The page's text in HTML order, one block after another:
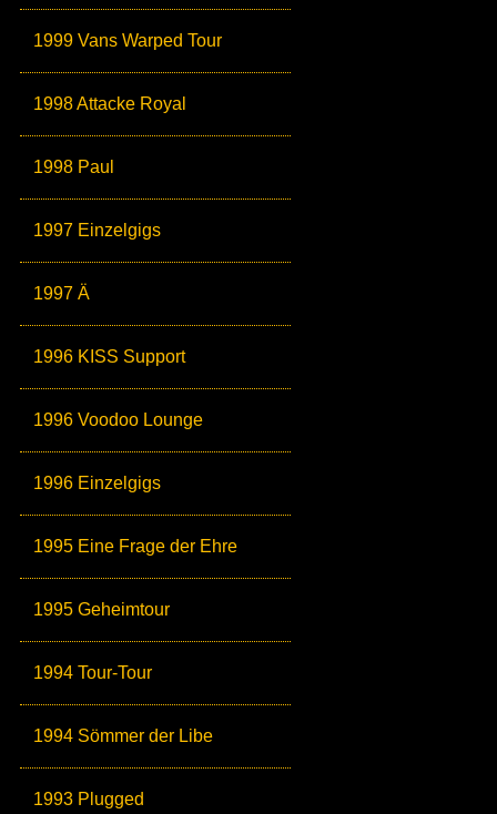
1999 Vans Warped Tour
1998 Attacke Royal
1998 Paul
1997 Einzelgigs
1997 Ä
1996 KISS Support
1996 Voodoo Lounge
1996 Einzelgigs
1995 Eine Frage der Ehre
1995 Geheimtour
1994 Tour-Tour
1994 Sömmer der Libe
1993 Plugged